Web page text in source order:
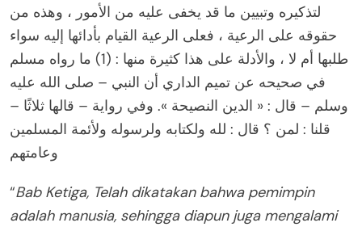
لتذكيره وتبيين ما قد يخفى عليه من الأمور ، وهذه من
حقوقه على الرعية ، فعلى الرعية القيام بأدائها إليه سواء
طلبها أم لا ، والأدلة على هذا كثيرة منها : (1) ما رواه مسلم
في صحيحه عن تميم الداري أن النبي – صلى الله عليه
وسلم – قال : « الدين النصيحة ». وفي رواية – قالها ثلاثًا –
قلنا : لمن ؟ قال : لله ولكتابه ولرسوله ولأئمة المسلمين
وعامتهم
“Bab Ketiga, Telah dikatakan bahwa pemimpin
adalah manusia, sehingga diapun juga mengalami